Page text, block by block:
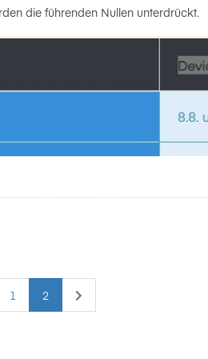
die führenden Nullen unterdrückt.
1 2